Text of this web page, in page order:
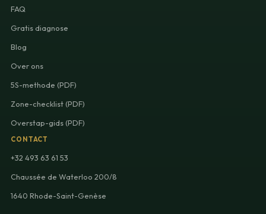
FAQ
Gratis diagnose
Blog
Over ons
5S-methode (PDF)
Zone-checklist (PDF)
Overstap-gids (PDF)
CONTACT
+32 493 63 61 53
Chaussée de Waterloo 200/8
1640 Rhode-Saint-Genèse